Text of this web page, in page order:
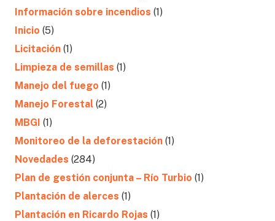
Información sobre incendios (1)
Inicio (5)
Licitación (1)
Limpieza de semillas (1)
Manejo del fuego (1)
Manejo Forestal (2)
MBGI (1)
Monitoreo de la deforestación (1)
Novedades (284)
Plan de gestión conjunta – Río Turbio (1)
Plantación de alerces (1)
Plantación en Ricardo Rojas (1)